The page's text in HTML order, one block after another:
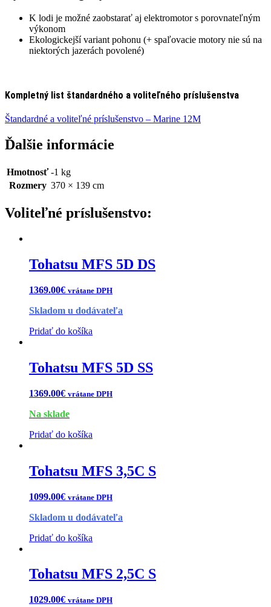
K lodi je možné zaobstarať aj elektromotor s porovnateľným
výkonom
Ekologickejší variant pohonu (+ spaľovacie motory nie sú na
niektorých jazerách povolené)
Kompletný list štandardného a voliteľného príslušenstva
Štandardné a voliteľné príslušenstvo – Marine 12M
Ďalšie informácie
Hmotnosť -1 kg
Rozmery 370 × 139 cm
Tohatsu MFS 5D DS
1369.00€ vrátane DPH
Skladom u dodávateľa
Pridať do košíka
Tohatsu MFS 5D SS
1369.00€ vrátane DPH
Na sklade
Pridať do košíka
Tohatsu MFS 3,5C S
1099.00€ vrátane DPH
Skladom u dodávateľa
Pridať do košíka
Tohatsu MFS 2,5C S
1029.00€ vrátane DPH